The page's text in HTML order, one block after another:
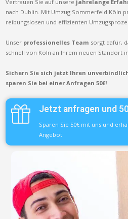
Vertrauen Sie auf unsere jahrelange
nach Dublin. Mit Umzug Sommerfeld Köln
reibungslosen und effizienten
Unser professionelles Team sorgt dafür,
schnell von Köln an Ihrem neuen Standort
Sichern Sie sich jetzt Ihren
sparen Sie bei einer Anfragen 50€!
Jetzt anfragen und
Sparen Sie 50€ mit uns und
Angebot.